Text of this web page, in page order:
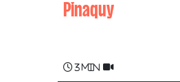
Pinaquy
3 min